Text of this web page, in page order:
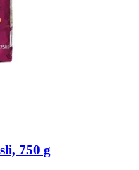
750 g